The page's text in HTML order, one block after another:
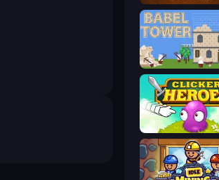
Babel Tower
Clicker Heroes